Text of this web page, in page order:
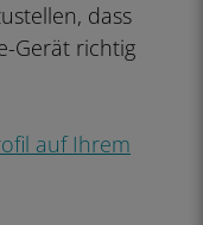
dass
Gerät richtig
auf Ihrem